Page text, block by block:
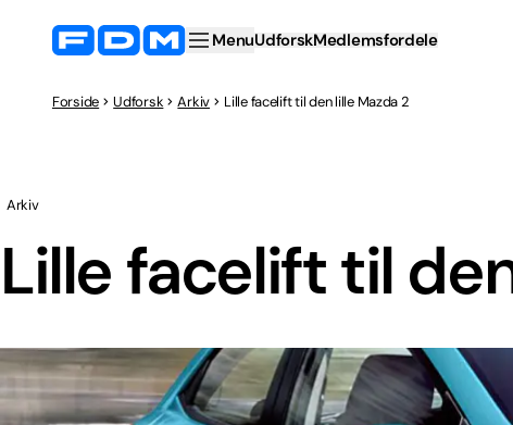
MenuUdforskMedlemsfordele
Forside Udforsk Arkiv Lille facelift til den lille Mazda 2
Lille facelift til
Arkiv